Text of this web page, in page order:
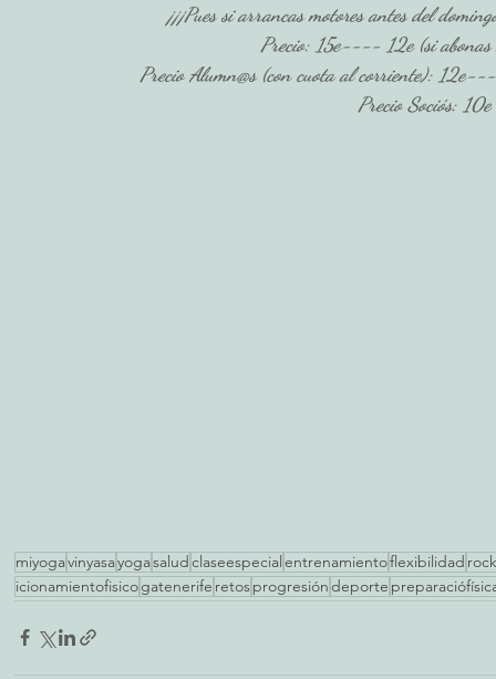
¡¡¡Pues si arrancas motores antes del
Precio: 15e---- 12e (si abonas
Precio Alumn@s (con cuota al corriente):
Precio Sociós: 10e
miyogavinyasayogasaludclaseespecialentrenamientoflexibilidad
icionamientofisicogatenerife retosprogresióndeporte